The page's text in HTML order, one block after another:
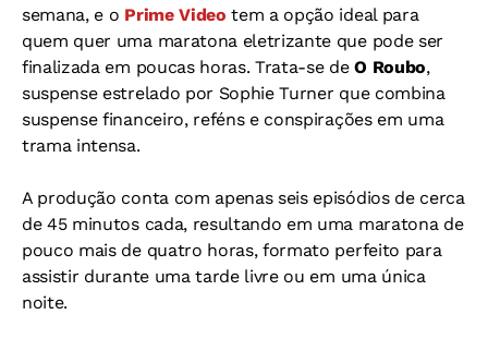
semana, e o Prime Video tem a opção ideal para
quem quer uma maratona eletrizante que pode ser
finalizada em poucas horas. Trata-se deO Roubo,
suspense estrelado por Sophie Turner que combina
suspense financeiro, reféns e conspirações em uma
trama intensa.
A produção conta com apenas seis episódios de cerca
de 45 minutos cada, resultando em uma maratona de
pouco mais de quatro horas, formato perfeito para
assistir durante uma tarde livre ou em uma única
noite.